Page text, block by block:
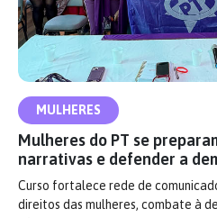
MULHERES
Mulheres do PT se
narrativas e defender a
Curso fortalece rede de
direitos das mulheres, combate à